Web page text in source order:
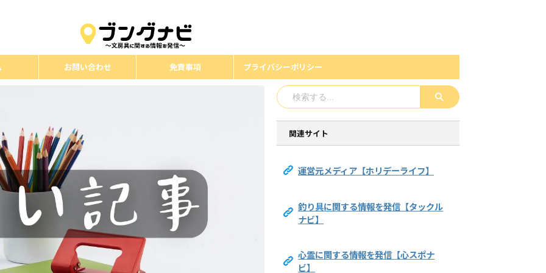
お問い合わせ 免責事項 プライバシーポリシー
関連サイト
運営元メディア【ホリデーライフ】
釣り具に関する情報を発信【タックル
ナビ】
心霊に関する情報を発信【心スポナ
ビ】